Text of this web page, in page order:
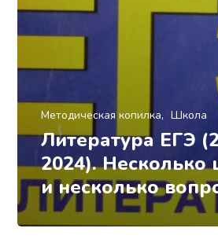
Методическая копилка Школа
Литература ЕГЭ
2024). Несколько
и несколько